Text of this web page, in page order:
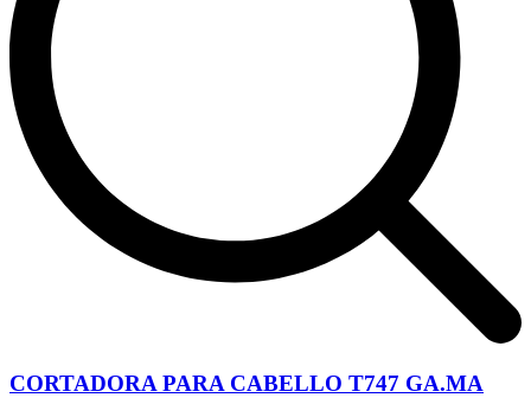
CORTADORA PARA CABELLO T747 GA.MA